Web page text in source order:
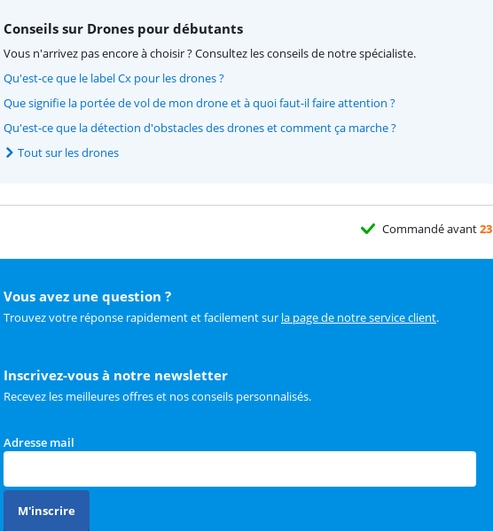
Conseils sur Drones pour débutants
Vous n'arrivez pas encore à choisir ? Consultez les conseils de notre spécialiste.
Qu'est-ce que le label Cx pour les drones ?
Que signifie la portée de vol de mon drone et à quoi faut-il faire attention ?
Qu'est-ce que la détection d'obstacles des drones et comment ça marche ?
Tout sur les drones
Commandé avant
Vous avez une question ?
Trouvez votre réponse rapidement et facilement sur la page de notre service client.
Inscrivez-vous à notre newsletter
Recevez les meilleures offres et nos conseils personnalisés.
Adresse mail
M'inscrire